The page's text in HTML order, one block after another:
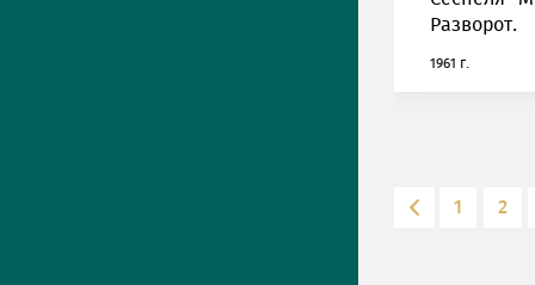
Разворот.
1961 г.
1 2